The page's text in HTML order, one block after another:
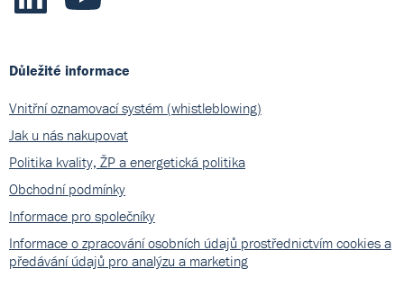
Důležité informace
Vnitřní oznamovací systém (whistleblowing)
Jak u nás nakupovat
Politika kvality, ŽP a energetická politika
Obchodní podmínky
Informace pro společníky
Informace o zpracování osobních údajů prostřednictvím cookies a
předávání údajů pro analýzu a marketing